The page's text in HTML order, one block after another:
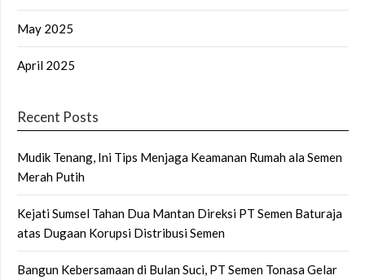
May 2025
April 2025
Recent Posts
Mudik Tenang, Ini Tips Menjaga Keamanan Rumah ala Semen
Merah Putih
Kejati Sumsel Tahan Dua Mantan Direksi PT Semen Baturaja
atas Dugaan Korupsi Distribusi Semen
Bangun Kebersamaan di Bulan Suci, PT Semen Tonasa Gelar